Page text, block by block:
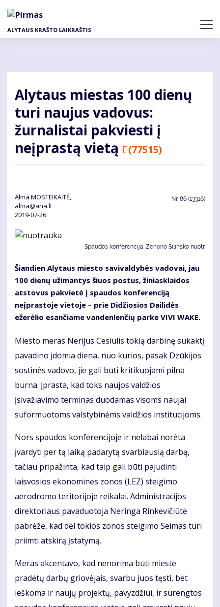
pagrindinį
ALYTAUS KRAŠTO LAIKRAŠTIS
Alytaus miestas 100 dienų
turi naujus vadovus:
žurnalistai pakviesti į
neįprastą vietą
(77515)
Alma MOSTEIKAITĖ,
alma@ana.lt
2019-07-26
Nr. 86 (13316)
Spaudos konferencija. Zenono Šilinsko nuotr.
Šiandien Alytaus miesto savivaldybės vadovai, jau
100 dienų užimantys šiuos postus, žiniasklaidos
atstovus pakvietė į spaudos konferenciją
neįprastoje vietoje – prie Didžiosios Dailidės
ežerėlio esančiame vandenlenčių parke VIVI WAKE.
Miesto meras Nerijus Cesiulis tokią darbinę sukaktį
pavadino įdomia diena, nuo kurios, pasak Dzūkijos
sostinės vadovo, jie gali būti kritikuojami pilna
burna. Įprasta, kad toks naujos valdžios
įsivažiavimo terminas duodamas visoms naujai
suformuotoms valstybinėms valdžios institucijoms.
Nors spaudos konferencijoje ir nelabai norėta
įvardyti per tą laiką padarytą svarbiausią darbą,
tačiau pripažinta, kad taip gali būti pajudinti
laisvosios ekonominės zonos (LEZ) steigimo
aerodromo teritorijoje reikalai. Administracijos
direktoriaus pavaduotoja Neringa Rinkevičiūtė
pabrėžė, kad dėl tokios zonos steigimo Seimas turi
priimti atskirą įstatymą.
Meras akcentavo, kad nenorima būti mieste
pradėtų darbų griovėjais, svarbu juos tęsti, bet
ieškoma ir naujų projektų, pavyzdžiui, ir surengtos